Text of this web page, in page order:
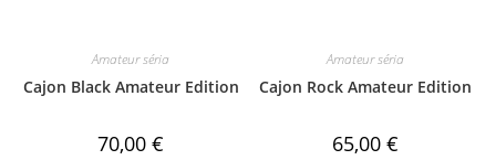
Amateur séria
Cajon Black Amateur Edition
70,00€
Amateur séria
Cajon Rock Amateur Edition
65,00 €